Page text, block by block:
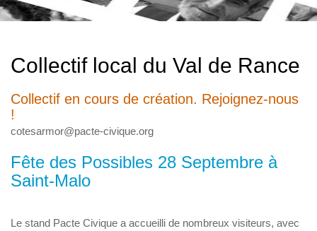
Collectif local du Val de Rance
Collectif en cours de création. Rejoignez-nous
!
cotesarmor@pacte-civique.org
Fête des Possibles 28 Septembre à
Saint-Malo
Le stand Pacte Civique a accueilli de nombreux visiteurs, avec